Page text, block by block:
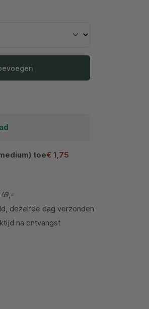
Voer de
toe€ 1,75
dezelfde dag verzonden
na ontvangst